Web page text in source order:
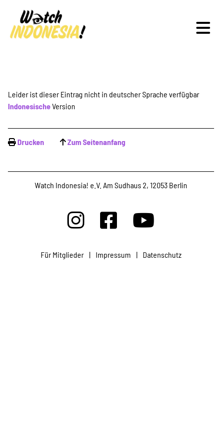
Schwerpunkte
Veranstaltungen
Publikationen
Projekte
Leider ist dieser Eintrag nicht in deutscher Sprache verfügbar
IndonesischeVersion
Drucken Zum Seitenanfang
Watch Indonesia! e.V. Am Sudhaus 2, 12053 Berlin
Für Mitglieder | Impressum | Datenschutz